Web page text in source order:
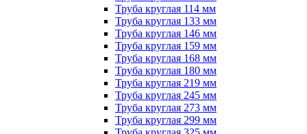
Труба круглая 114 мм
Труба круглая 133 мм
Труба круглая 146 мм
Труба круглая 159 мм
Труба круглая 168 мм
Труба круглая 180 мм
Труба круглая 219 мм
Труба круглая 245 мм
Труба круглая 273 мм
Труба круглая 299 мм